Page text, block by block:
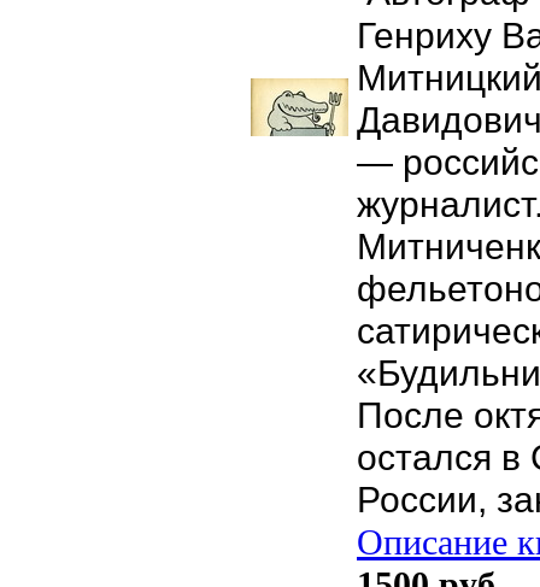
Генриху
—
После
остался в
России,
Описание